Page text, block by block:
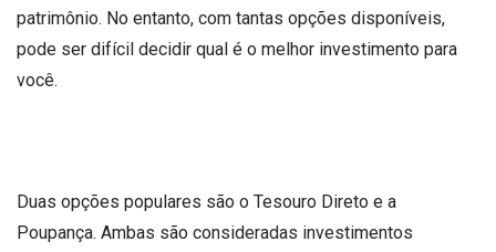
patrimônio. No entanto, com tantas opções disponíveis,
pode ser difícil decidir qual é o melhor investimento para
você.
Duas opções populares são o Tesouro Direto e a
Poupança. Ambas são consideradas investimentos